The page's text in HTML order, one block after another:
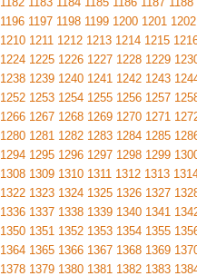
1196 1197 1198 1199 1200 1201 1202
1210 1211 1212 1213 1214 1215
1224 1225 1226 1227 1228 1229
1238 1239 1240 1241 1242 1243
1252 1253 1254 1255 1256 1257
1266 1267 1268 1269 1270 1271
1280 1281 1282 1283 1284 1285
1294 1295 1296 1297 1298 1299
1308 1309 1310 1311 1312 1313
1322 1323 1324 1325 1326 1327
1336 1337 1338 1339 1340 1341
1350 1351 1352 1353 1354 1355
1364 1365 1366 1367 1368 1369
1378 1379 1380 1381 1382 1383